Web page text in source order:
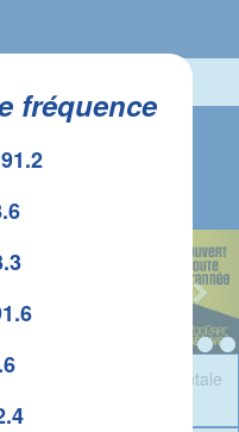
fréquence
mission gouvernementale